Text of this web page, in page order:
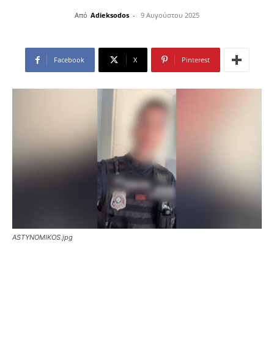
Από Adieksodos - 9 Αυγούστου 2025
Facebook X Pinterest
ASTYNOMIKOS.jpg